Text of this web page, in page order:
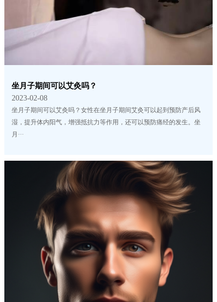
坐月子期间可以艾灸吗？
2023-02-08
坐月子期间可以艾灸吗？女性在坐月子期间艾灸可以起到预防产后风
湿，提升体内阳气，增强抵抗力等作用，还可以预防痛经的发生。坐
月···